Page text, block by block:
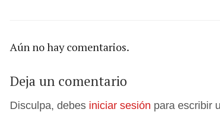
Aún no hay comentarios.
Deja un comentario
Disculpa, debes iniciar sesión para escribir